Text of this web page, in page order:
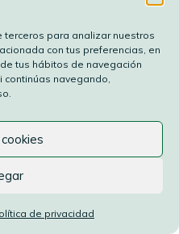
terceros para analizar nuestros
con tus preferencias, en
tus hábitos de navegación
continúas navegando,
de privacidad
LA WEBdeclina
respecto a la
fuera de esta
directamente
que aparecen en
la
sobre la
susceptibles
que ofrece